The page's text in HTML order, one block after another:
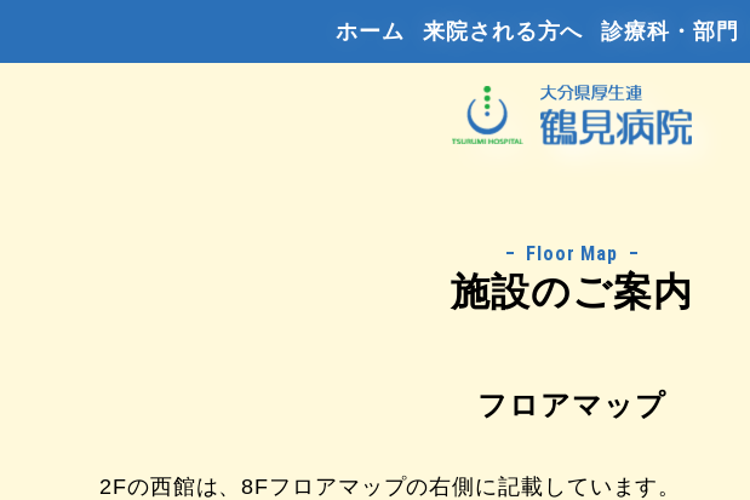
ホーム 来院される方へ 診療科・部門
Floor Map
施設のご案内
フロアマップ
2Fの西館は、8Fフロアマップの右側に記載しています。